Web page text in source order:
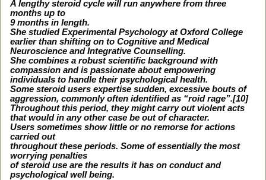
A lengthy steroid cycle will run anywhere from three
months up to
9 months in length.
She studied Experimental Psychology at Oxford College
earlier than shifting on to Cognitive and Medical
Neuroscience and Integrative Counselling.
She combines a robust scientific background with
compassion and is passionate about empowering
individuals to handle their psychological health.
Some steroid users expertise sudden, excessive bouts of
aggression, commonly often identified as “roid rage”.[10]
Throughout this period, they might carry out violent acts
that would in any other case be out of character.
Users sometimes show little or no remorse for actions
carried out
throughout these periods. Some of essentially the most
worrying penalties
of steroid use are the results it has on conduct and
psychological well being.